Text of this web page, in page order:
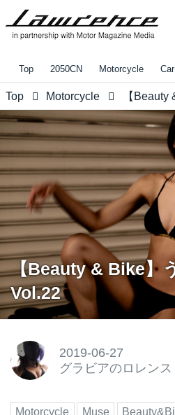
Top 2050CN Motorcycle Car
Top Motorcycle
【Beauty & Bike】
Vol.22
2019-06-27
グラビアのロレンス
Motorcycle Muse